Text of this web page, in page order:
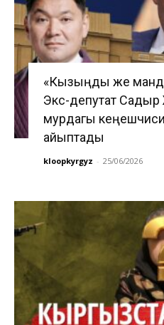
«Кызыңды же
Экс-депутат
мурдагы
айыптады
kloopkyrgyz - 25/06/2026